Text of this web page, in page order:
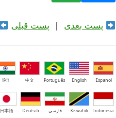
پست بعدی | پست قبلی
Español
English
Português
中文
हिंदी
Indonesia
Kiswahili فارسی Deutsch
日本語